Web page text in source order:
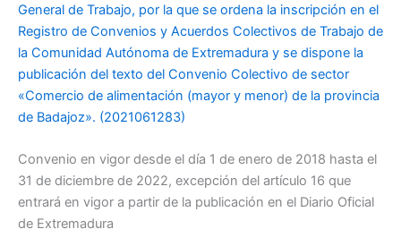
General de Trabajo, por la que se ordena la inscripción en el
Registro de Convenios y Acuerdos Colectivos de Trabajo de
la Comunidad Autónoma de Extremadura y se dispone la
publicación del texto del Convenio Colectivo de sector
«Comercio de alimentación (mayor y menor) de la provincia
de Badajoz». (2021061283)
Convenio en vigor desde el día 1 de enero de 2018 hasta el
31 de diciembre de 2022, excepción del artículo 16 que
entrará en vigor a partir de la publicación en el Diario Oficial
de Extremadura